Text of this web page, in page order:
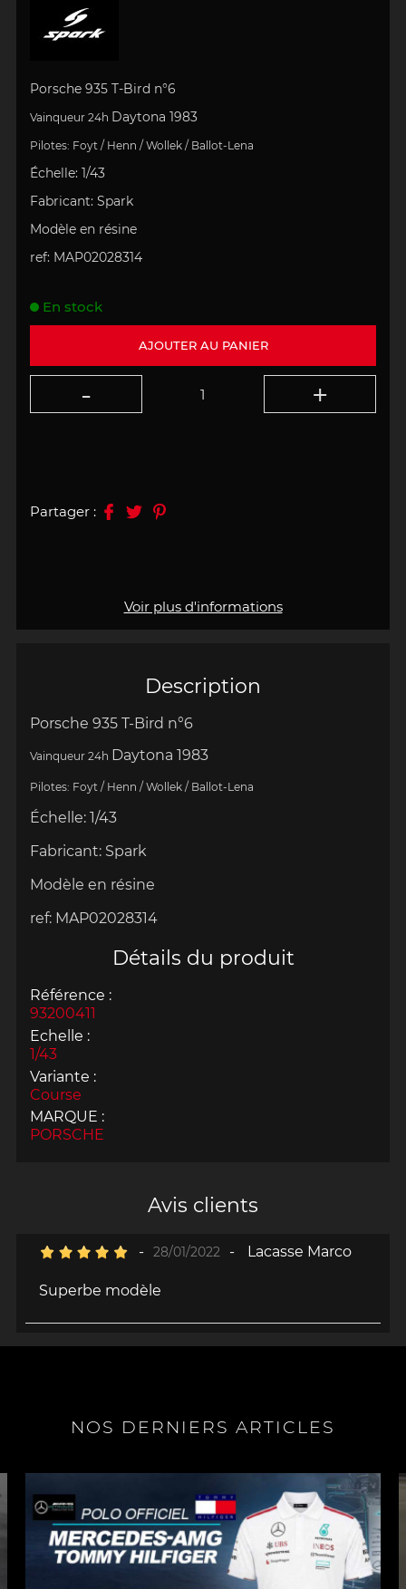
Description
Porsche 935 T-Bird n°6
Vainqueur 24h Daytona 1983
Pilotes: Foyt / Henn / Wollek / Ballot-Lena
Échelle: 1/43
Fabricant: Spark
Modèle en résine
ref: MAP02028314
Détails du produit
Référence :
93200411
Echelle :
1/43
Variante :
Course
MARQUE :
PORSCHE
Porsche 935 T-Bird n°6
Vainqueur 24h Daytona 1983
Pilotes: Foyt / Henn / Wollek / Ballot-Lena
Échelle: 1/43
Fabricant: Spark
Modèle en résine
ref: MAP02028314
Voir plus d'informations
AJOUTER AU PANIER
En stock
Partager :
Avis clients
- 28/01/2022 - Lacasse Marco
Superbe modèle
NOS DERNIERS ARTICLES